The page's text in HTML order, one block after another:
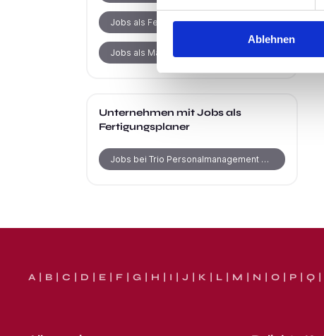
Ablehnen
Jobs als Fertigungsmechaniker
Jobs als Maschineneinrichter
Unternehmen mit Jobs als
Fertigungsplaner
Jobs bei Trio Personalmanagement GmbH
A B C D E F G H I J K L M N O P Q